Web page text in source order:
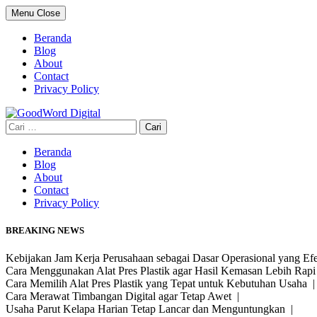
Skip
to
content
Menu Close
Beranda
Blog
About
Contact
Privacy Policy
Cari
untuk:
Beranda
Blog
About
Contact
Privacy Policy
BREAKING NEWS
Kebijakan Jam Kerja Perusahaan sebagai Dasar Operasional yang
Cara Menggunakan Alat Pres Plastik agar Hasil Kemasan Lebih
Cara Memilih Alat Pres Plastik yang Tepat untuk Kebutuhan Usaha |
Cara Merawat Timbangan Digital agar Tetap Awet |
Usaha Parut Kelapa Harian Tetap Lancar dan Menguntungkan |